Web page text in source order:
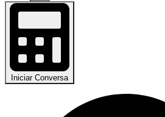
Iniciar Conversa